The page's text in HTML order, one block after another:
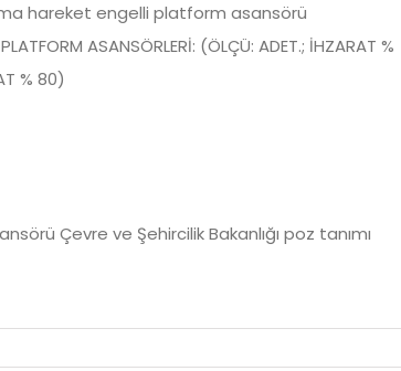
hareket engelli platform asansörü
ASANSÖRLERİ: (ÖLÇÜ: ADET.; İHZARAT %
% 80)
Çevre ve Şehircilik Bakanlığı poz tanımı